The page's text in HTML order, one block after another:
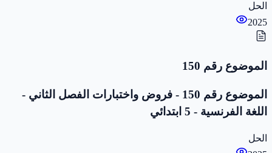
الحل
2025
الموضوع رقم 150
الموضوع رقم 150 - فروض واختبارات الفصل الثاني -
اللغة الفرنسية - 5 ابتدائي
الحل